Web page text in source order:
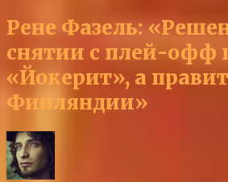
Рене Фазель:
снятии с плей-офф
«Йокерит», а
Финляндии»